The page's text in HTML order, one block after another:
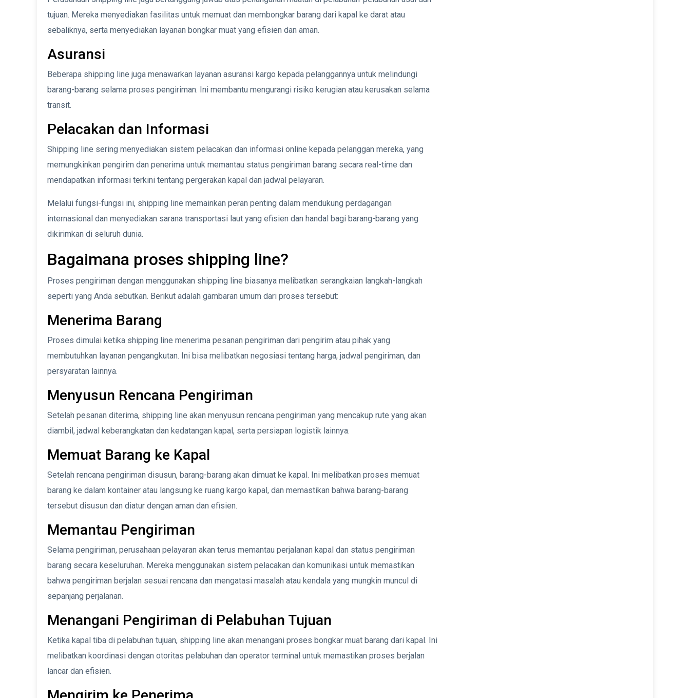
tujuan. Mereka menyediakan fasilitas untuk memuat dan membongkar barang dari kapal ke darat atau
sebaliknya, serta menyediakan layanan bongkar muat yang efisien dan aman.
Asuransi
Beberapa shipping line juga menawarkan layanan asuransi kargo kepada pelanggannya untuk melindungi
barang-barang selama proses pengiriman. Ini membantu mengurangi risiko kerugian atau kerusakan selama
transit.
Pelacakan dan Informasi
Shipping line sering menyediakan sistem pelacakan dan informasi online kepada pelanggan mereka, yang
memungkinkan pengirim dan penerima untuk memantau status pengiriman barang secara real-time dan
mendapatkan informasi terkini tentang pergerakan kapal dan jadwal pelayaran.
Melalui fungsi-fungsi ini, shipping line memainkan peran penting dalam mendukung perdagangan
internasional dan menyediakan sarana transportasi laut yang efisien dan handal bagi barang-barang yang
dikirimkan di seluruh dunia.
Bagaimana proses shipping line?
Proses pengiriman dengan menggunakan shipping line biasanya melibatkan serangkaian langkah-langkah
seperti yang Anda sebutkan. Berikut adalah gambaran umum dari proses tersebut:
Menerima Barang
Proses dimulai ketika shipping line menerima pesanan pengiriman dari pengirim atau pihak yang
membutuhkan layanan pengangkutan. Ini bisa melibatkan negosiasi tentang harga, jadwal pengiriman, dan
persyaratan lainnya.
Menyusun Rencana Pengiriman
Setelah pesanan diterima, shipping line akan menyusun rencana pengiriman yang mencakup rute yang akan
diambil, jadwal keberangkatan dan kedatangan kapal, serta persiapan logistik lainnya.
Memuat Barang ke Kapal
Setelah rencana pengiriman disusun, barang-barang akan dimuat ke kapal. Ini melibatkan proses memuat
barang ke dalam kontainer atau langsung ke ruang kargo kapal, dan memastikan bahwa barang-barang
tersebut disusun dan diatur dengan aman dan efisien.
Memantau Pengiriman
Selama pengiriman, perusahaan pelayaran akan terus memantau perjalanan kapal dan status pengiriman
barang secara keseluruhan. Mereka menggunakan sistem pelacakan dan komunikasi untuk memastikan
bahwa pengiriman berjalan sesuai rencana dan mengatasi masalah atau kendala yang mungkin muncul di
sepanjang perjalanan.
Menangani Pengiriman di Pelabuhan Tujuan
Ketika kapal tiba di pelabuhan tujuan, shipping line akan menangani proses bongkar muat barang dari kapal. Ini
melibatkan koordinasi dengan otoritas pelabuhan dan operator terminal untuk memastikan proses berjalan
lancar dan efisien.